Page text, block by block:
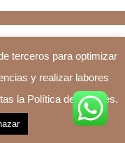
terceros para optimizar
y realizar labores
la Política de Cookies.